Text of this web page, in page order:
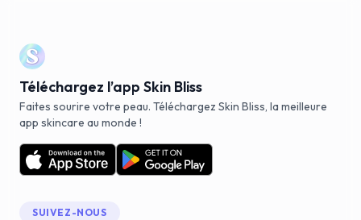
Téléchargez l’app Skin Bliss
Faites sourire votre peau. Téléchargez Skin Bliss, la meilleure
app skincare au monde !
SUIVEZ-NOUS